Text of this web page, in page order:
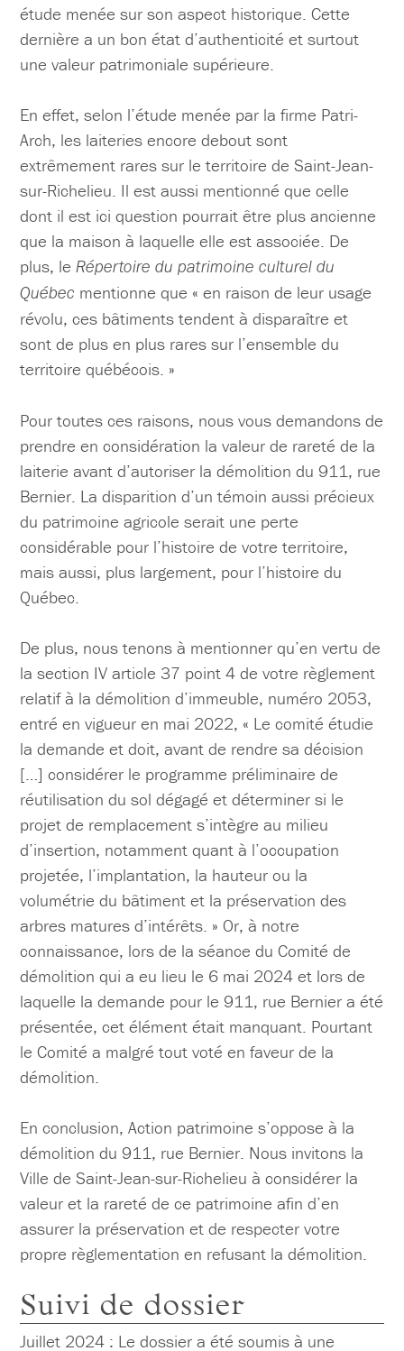
étude menée sur son aspect historique. Cette
dernière a un bon état d’authenticité et surtout
une valeur patrimoniale supérieure.
En effet, selon l’étude menée par la firme Patri-
Arch, les laiteries encore debout sont
extrêmement rares sur le territoire de Saint-Jean-
sur-Richelieu. Il est aussi mentionné que celle
dont il est ici question pourrait être plus ancienne
que la maison à laquelle elle est associée. De
plus, leRépertoire du patrimoine culturel du
Québec mentionne que « en raison de leur usage
révolu, ces bâtiments tendent à disparaître et
sont de plus en plus rares sur l’ensemble du
territoire québécois. »
Pour toutes ces raisons, nous vous demandons de
prendre en considération la valeur de rareté de la
laiterie avant d’autoriser la démolition du 911, rue
Bernier. La disparition d’un témoin aussi précieux
du patrimoine agricole serait une perte
considérable pour l’histoire de votre territoire,
mais aussi, plus largement, pour l’histoire du
Québec.
De plus, nous tenons à mentionner qu’en vertu de
la section IV article 37 point 4 de votre règlement
relatif à la démolition d’immeuble, numéro 2053,
entré en vigueur en mai 2022, « Le comité étudie
la demande et doit, avant de rendre sa décision
[…] considérer le programme préliminaire de
réutilisation du sol dégagé et déterminer si le
projet de remplacement s’intègre au milieu
d’insertion, notamment quant à l’occupation
projetée, l’implantation, la hauteur ou la
volumétrie du bâtiment et la préservation des
arbres matures d’intérêts. » Or, à notre
connaissance, lors de la séance du Comité de
démolition qui a eu lieu le 6 mai 2024 et lors de
laquelle la demande pour le 911, rue Bernier a été
présentée, cet élément était manquant. Pourtant
le Comité a malgré tout voté en faveur de la
démolition.
En conclusion, Action patrimoine s’oppose à la
démolition du 911, rue Bernier. Nous invitons la
Ville de Saint-Jean-sur-Richelieu à considérer la
valeur et la rareté de ce patrimoine afin d’en
assurer la préservation et de respecter votre
propre règlementation en refusant la démolition.
Suivi de dossier
Juillet 2024 : Le dossier a été soumis à une